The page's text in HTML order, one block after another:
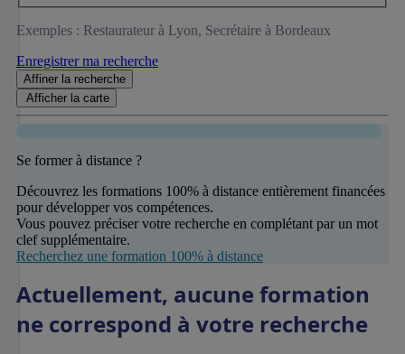
Exemples : Restaurateur à Lyon, Secrétaire à Bordeaux
Enregistrer ma recherche
Affiner la recherche
Afficher la carte
Se former à distance ?
Découvrez les formations 100% à distance entièrement financées
pour développer vos compétences.
Vous pouvez préciser votre recherche en complétant par un mot
clef supplémentaire.
Recherchez une formation 100% à distance
Actuellement, aucune formation
ne correspond à votre recherche